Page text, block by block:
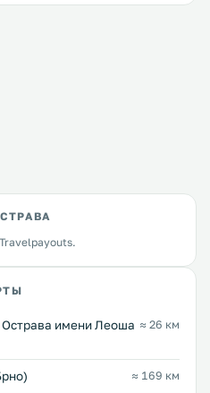
имени Леоша ≈ 26 км
≈ 169 км